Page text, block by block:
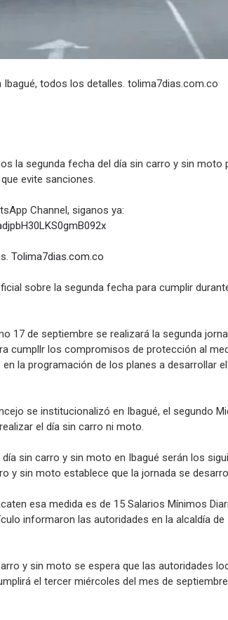
todos los detalles. tolima7dias.com.co
la segunda fecha del día sin carro y sin moto
evite sanciones.
Channel, siganos ya:
Tolima7dias.com.co
sobre la segunda fecha para cumplir
17 de septiembre se realizará la segunda
cumpllr los compromisos de protección al
la programación de los planes a desarrollar
se institucionalizó en Ibagué, el segundo
el día sin carro ni moto.
sin carro y sin moto en Ibagué serán los
y sin moto establece que la jornada se
esa medida es de 15 Salarios Mínimos
informaron las autoridades en la alcaldía de
y sin moto se espera que las autoridades
el tercer miércoles del mes de